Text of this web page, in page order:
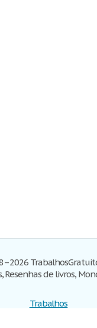
de livros,
Trabalhos